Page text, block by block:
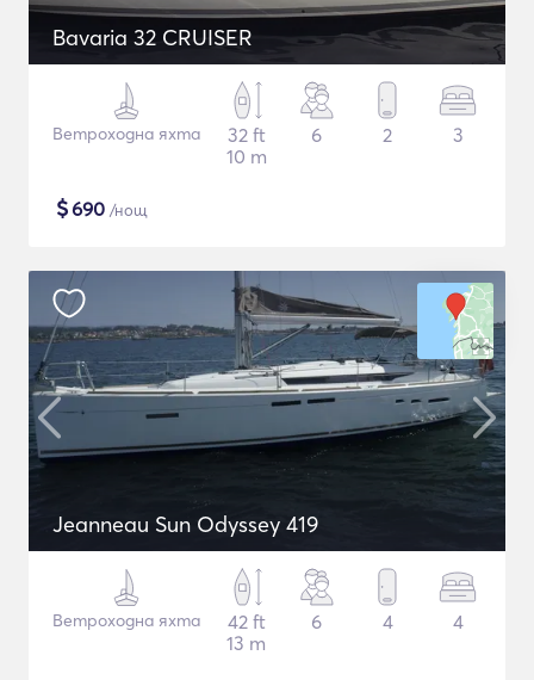
Bavaria 32 CRUISER
Ветроходна яхта
32 ft
10 m
6 2 3
$690 /нощ
Jeanneau Sun Odyssey 419
Ветроходна яхта
42 ft
13 m
6 4 4